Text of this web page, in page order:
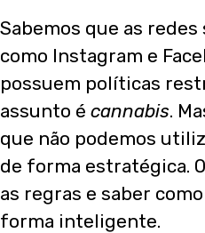
Sabemos que as
como Instagram e
possuem políticas
assunto é cannabis.
que não podemos
de forma estratégica.
as regras e saber
forma inteligente.